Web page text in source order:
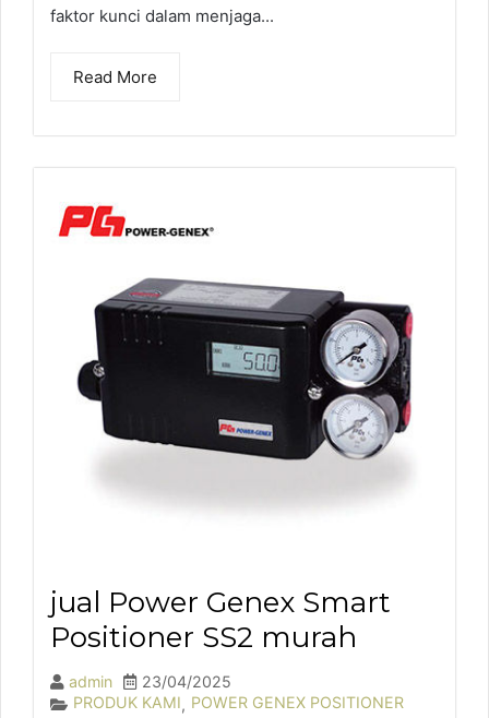
faktor kunci dalam menjaga...
Read More
jual Power Genex Smart
Positioner SS2 murah
admin
23/04/2025
PRODUK KAMI, POWER GENEX POSITIONER